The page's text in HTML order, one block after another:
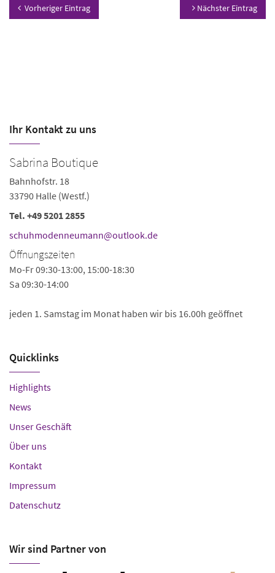
Vorheriger Eintrag Nächster Eintrag
Ihr Kontakt zu uns
Sabrina Boutique
Bahnhofstr. 18
33790 Halle (Westf.)
Tel. +49 5201 2855
schuhmodenneumann@outlook.de
Öffnungszeiten
Mo-Fr 09:30-13:00, 15:00-18:30
Sa 09:30-14:00
jeden 1. Samstag im Monat haben wir bis 16.00h geöffnet
Quicklinks
Highlights
News
Unser Geschäft
Über uns
Kontakt
Impressum
Datenschutz
Wir sind Partner von